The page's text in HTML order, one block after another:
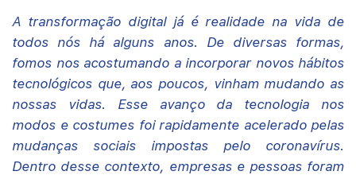
A transformação digital já é realidade na vida de
todos nós há alguns anos. De diversas formas,
fomos nos acostumando a incorporar novos hábitos
tecnológicos que, aos poucos, vinham mudando as
nossas vidas. Esse avanço da tecnologia nos
modos e costumes foi rapidamente acelerado pelas
mudanças sociais impostas pelo coronavírus.
Dentro desse contexto, empresas e pessoas foram